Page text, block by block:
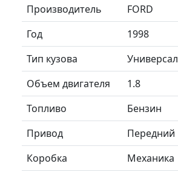
Производитель
FORD
Год
1998
Тип кузова
Универсал
Объем двигателя
1.8
Топливо
Бензин
Привод
Передний
Коробка
Механика